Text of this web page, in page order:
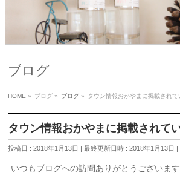
ブログ
HOME » ブログ » ブログ » タウン情報おかやまに掲載されて
タウン情報おかやまに掲載されて
投稿日 : 2018年1月13日 最終更新日時 : 2018年1月13日
いつもブログへの訪問ありがとうございます